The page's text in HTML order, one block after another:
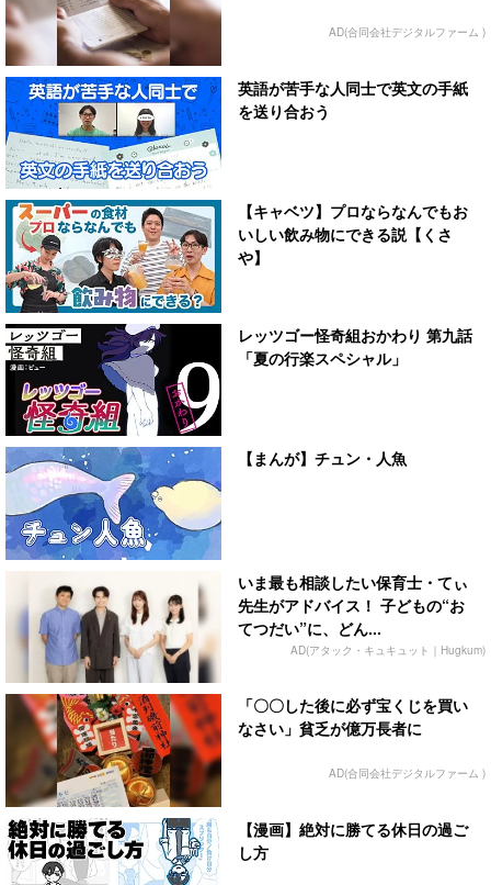
AD(合同会社デジタルファーム )
英語が苦手な人同士で英文の手紙
を送り合おう
【キャベツ】プロならなんでもお
いしい飲み物にできる説【くさ
や】
レッツゴー怪奇組おかわり 第九話
「夏の行楽スペシャル」
【まんが】チュン・人魚
いま最も相談したい保育士・てぃ
先生がアドバイス！ 子どもの“お
てつだい”に、どん...
AD(アタック・キュキュット｜Hugkum)
「〇〇した後に必ず宝くじを買い
なさい」貧乏が億万長者に
AD(合同会社デジタルファーム )
【漫画】絶対に勝てる休日の過ご
し方